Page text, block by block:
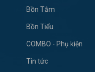
Bồn Tắm
Bồn Tiểu
COMBO - Phụ kiện
Tin tức